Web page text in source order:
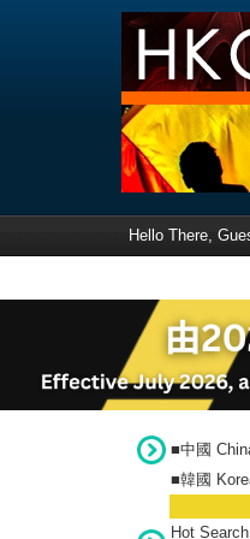
Hello There,
■中國
■韓國
Hot